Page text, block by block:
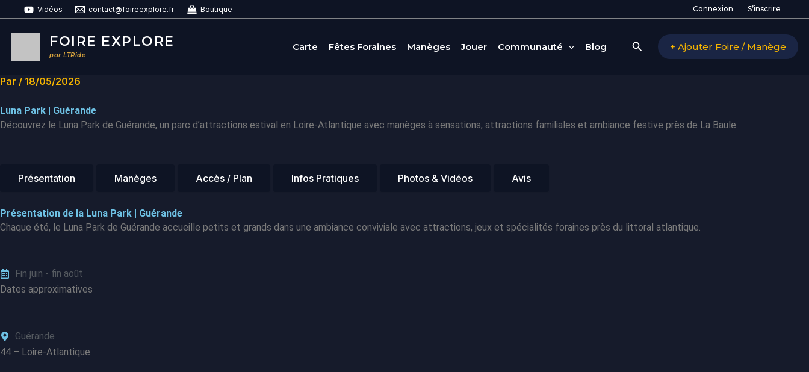
Vidéos contact@foireexplore.fr Boutique Connexion S’inscrire
FOIRE EXPLORE
par LTRide
Carte Fêtes Foraines Manèges Jouer Communauté Blog Rechercher+ Ajouter Foire / Manège
Par / 18/05/2026
Luna Park | Guérande
Découvrez le Luna Park de Guérande, un parc d’attractions estival en Loire-Atlantique avec manèges à sensations, attractions familiales et ambiance festive près de La Baule.
Présentation Manèges Accès / Plan Infos Pratiques Photos & Vidéos Avis
Présentation de la Luna Park | Guérande
Chaque été, le Luna Park de Guérande accueille petits et grands dans une ambiance conviviale avec attractions, jeux et spécialités foraines près du littoral atlantique.
Fin juin - fin août
Dates approximatives
Guérande
44 – Loire-Atlantique